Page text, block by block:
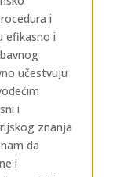
i
efikasno i
učestvuju
i
znanja
da
i